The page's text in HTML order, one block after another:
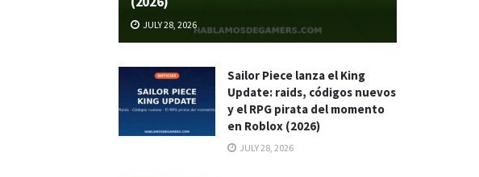
JULY 28, 2026
Sailor Piece lanza el King
Update: raids, códigos nuevos
y el RPG pirata del momento
en Roblox (2026)
JULY 28, 2026